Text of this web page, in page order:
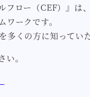
フロー（CEF）』は
ークです。
くの方に知ってい
。